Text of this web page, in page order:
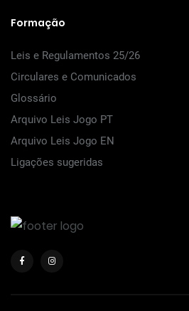
Formação
Leis e Regulamentos 25/26
Circulares e Comunicados
Glossário
Arquivo Leis Jogo PT
Arquivo Leis Jogo EN
Ligações sugeridas